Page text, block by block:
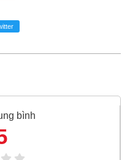
sạc Makita
DC18RC
bình